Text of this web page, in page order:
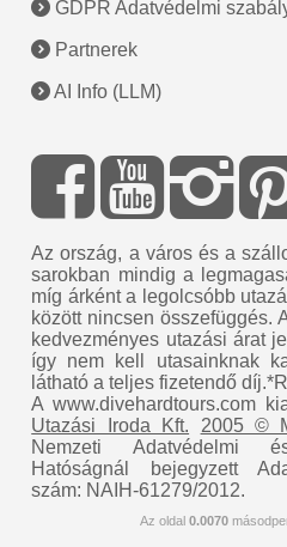
GDPR Adatvédelmi
Partnerek
AI Info (LLM)
Az ország, a város és a
sarokban mindig a
míg árként a legolcsóbb
között nincsen összefüggés.
kedvezményes utazási árat
így nem kell utasainknak
látható a teljes fizetendő
A www.divehardtours.com
Utazási Iroda Kft.
2005 ©
Nemzeti Adatvédelmi
Hatóságnál bejegyzett
szám: NAIH-61279/2012.
Az oldal 0.0070